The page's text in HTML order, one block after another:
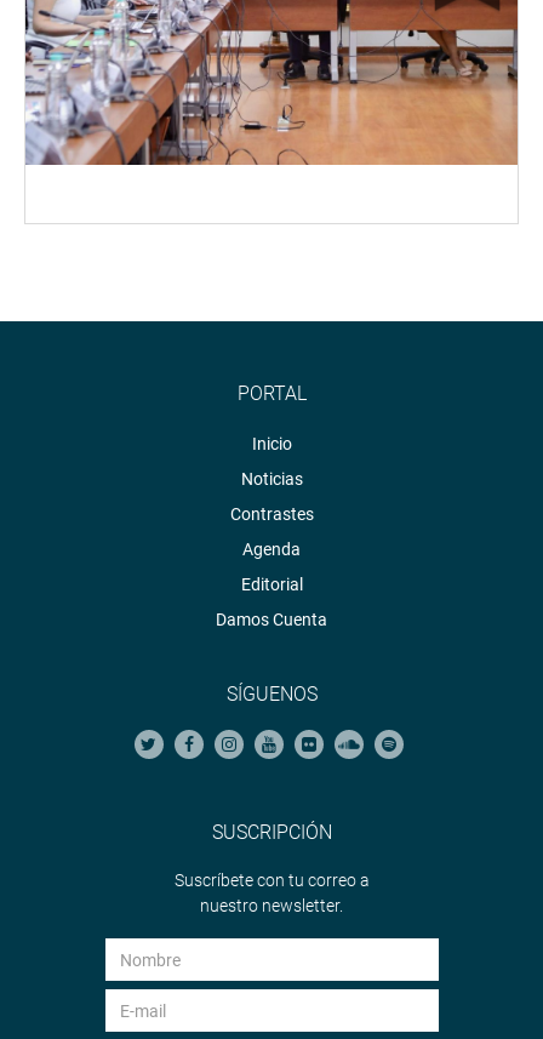
PORTAL
Inicio
Noticias
Contrastes
Agenda
Editorial
Damos Cuenta
SÍGUENOS
SUSCRIPCIÓN
Suscríbete con tu correo a
nuestro newsletter.